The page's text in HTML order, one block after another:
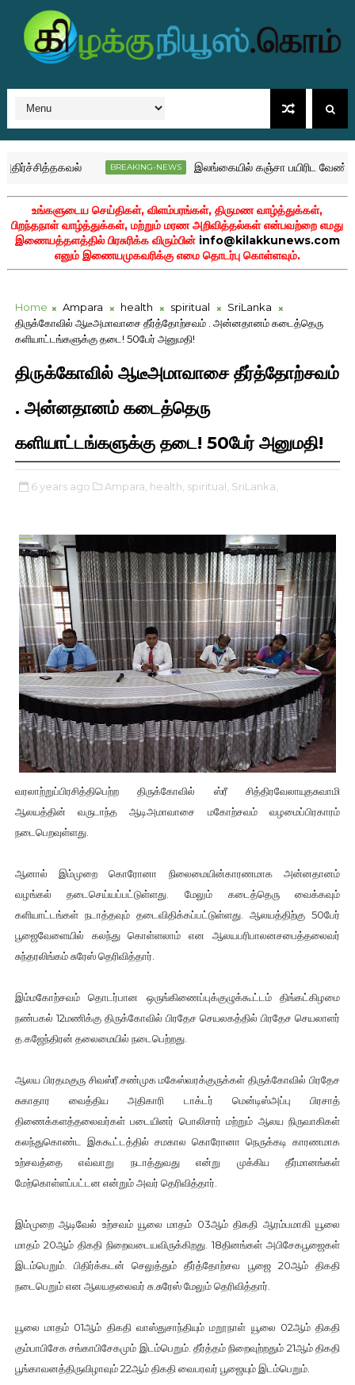
BREAKING-NEWS இலங்கையில் கஞ்சா பயிரிட வேண்டும் தேரர்
உங்களுடைய செய்திகள், விளம்பரங்கள், திருமண வாழ்த்துக்கள்,
பிறந்தநாள் வாழ்த்துக்கள், மற்றும் மரண அறிவித்தல்கள் என்பவற்றை எமது
இணையத்தளத்தில் பிரசுரிக்க விரும்பின் info@kilakkunews.com
எனும் இணையமுகவரிக்கு எமை தொடர்பு கொள்ளவும்.
Home Ampara health spiritual
SriLanka
திருக்கோவில் ஆடீஅமாவாசை தீர்த்தோற்சவம் . அன்னதானம் கடைத்தெரு
களியாட்டங்களுக்கு தடை! 50பேர் அனுமதி!
திருக்கோவில் ஆடீஅமாவாசை தீர்த்தோற்சவம்
. அன்னதானம் கடைத்தெரு
களியாட்டங்களுக்கு தடை! 50பேர் அனுமதி!
6 years ago Ampara, health, spiritual, SriLanka,
வரலாற்றுப்பிரசித்திபெற்ற திருக்கோவில் ஸ்ரீ சித்திரவேலாயுதசுவாமி
ஆலயத்தின் வருடாந்த ஆடிஅமாவாசை மகோற்சவம் வழமைப்பிரகாரம்
நடைபெறவுள்ளது.
ஆனால் இம்முறை கொரோனா நிலைமையின்காரணமாக அன்னதானம்
வழங்கல் தடைசெய்யப்பட்டுள்ளது. மேலும் கடைத்தெரு வைக்கவும்
களியாட்டங்கள் நடாத்தவும் தடைவிதிக்கப்பட்டுள்ளது. ஆலயத்திற்கு 50பேர்
பூஜைவேளையில் கலந்து கொள்ளலாம் என ஆலயபரிபாலனசபைத்தலைவர்
சுந்தரலிங்கம் சுரேஸ் தெரிவித்தார்.
இம்மகோற்சவம் தொடர்பான ஒருங்கிணைப்புக்குழுக்கூட்டம் திங்கட்கிழமை
நண்பகல் 12மணிக்கு திருக்கோவில் பிரதேச செயலகத்தில் பிரதேச செயலாளர்
த.கஜேந்திரன் தலைமையில் நடைபெற்றது.
ஆலய பிரதமகுரு சிவஸ்ரீ.சண்முக மகேஸ்வரக்குருக்கள் திருக்கோவில் பிரதேச
சுகாதார வைத்திய அதிகாரி டாக்டர் மென்டிஸ்அப்பு பிரசாத்
திணைக்களத்தலைவர்கள் படையினர் பொலிசார் மற்றும் ஆலய நிருவாகிகள்
கலந்துகொண்ட இககூட்டத்தில் சமகால கொரோனா நெருக்கடி காரணமாக
உற்சவத்தை எவ்வாறு நடாத்துவது என்று முக்கிய தீர்மானங்கள்
மேற்கொள்ளப்பட்டன என்றும் அவர் தெரிவித்தார்.
இம்முறை ஆடிவேல் உற்சவம் யூலை மாதம் 03ஆம் திகதி ஆரம்பமாகி யூலை
மாதம் 20ஆம் திகதி நிறைவடையவிருக்கிறது. 18தினங்கள் அபிசேகபூஜைகள்
இடம்பெறும். பிதிர்க்கடன் செலுத்தும் தீர்த்தோற்சவ பூஜை 20ஆம் திகதி
நடைபெறும் என ஆலயதலைவர் சு.சுரேஸ் மேலும் தெரிவித்தார்.
யூலை மாதம் 01ஆம் திகதி வாஸ்துசாந்தியும் மறூநாள் யூலை 02ஆம் திகதி
கும்பாபிசேக சங்காபிசேகமும் இடம்பெறும். தீர்த்தம் நிறைவுற்றதும் 21ஆம் திகதி
பூங்காவனத்திருவிழாவும் 22ஆம் திகதி வைபரவர் பூஜையும் இடம்பெறும்.